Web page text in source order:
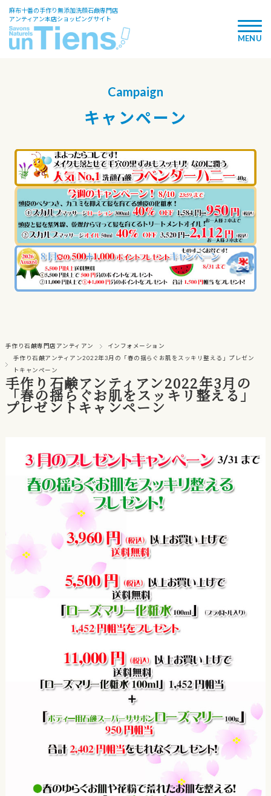
麻布十番の手作り無添加洗顔石鹸専門店
アンティアン本店ショッピングサイト
Campaign
キャンペーン
手作り石鹸専門店アンティアン
インフォメーション
手作り石鹸アンティアン2022年3月の「春の揺らぐお肌をスッキリ整える」プレゼン
トキャンペーン
手作り石鹸アンティアン2022年3月の
「春の揺らぐお肌をスッキリ整える」
プレゼントキャンペーン